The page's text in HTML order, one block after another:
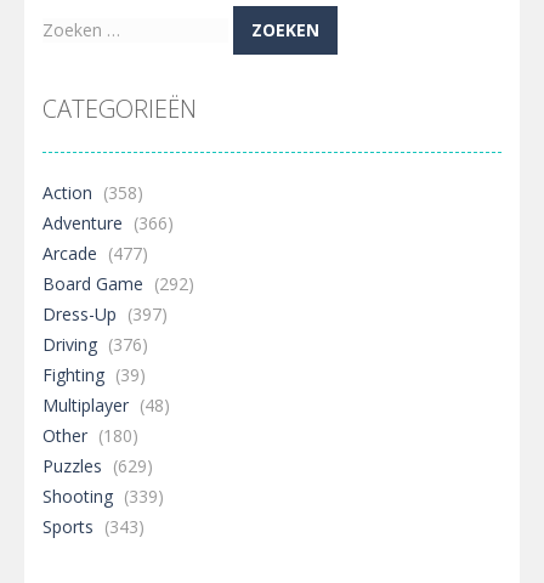
Zoeken
CATEGORIEËN
Action (358)
Adventure (366)
Arcade (477)
Board Game (292)
Dress-Up (397)
Driving (376)
Fighting (39)
Multiplayer (48)
Other (180)
Puzzles (629)
Shooting (339)
Sports (343)